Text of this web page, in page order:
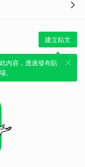
建立貼文
內容，透過發布貼
。